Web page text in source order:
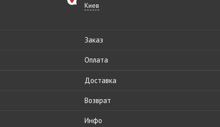
Киев
Заказ
Оплата
Доставка
Возврат
Инфо